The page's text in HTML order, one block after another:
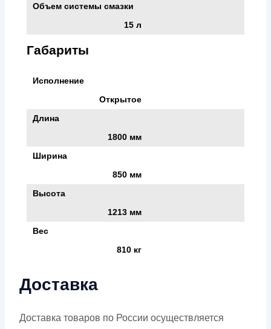
Объем системы смазки
15 л
Габариты
Исполнение
Открытое
Длина
1800 мм
Ширина
850 мм
Высота
1213 мм
Вес
810 кг
Доставка
Доставка товаров по России осуществляется